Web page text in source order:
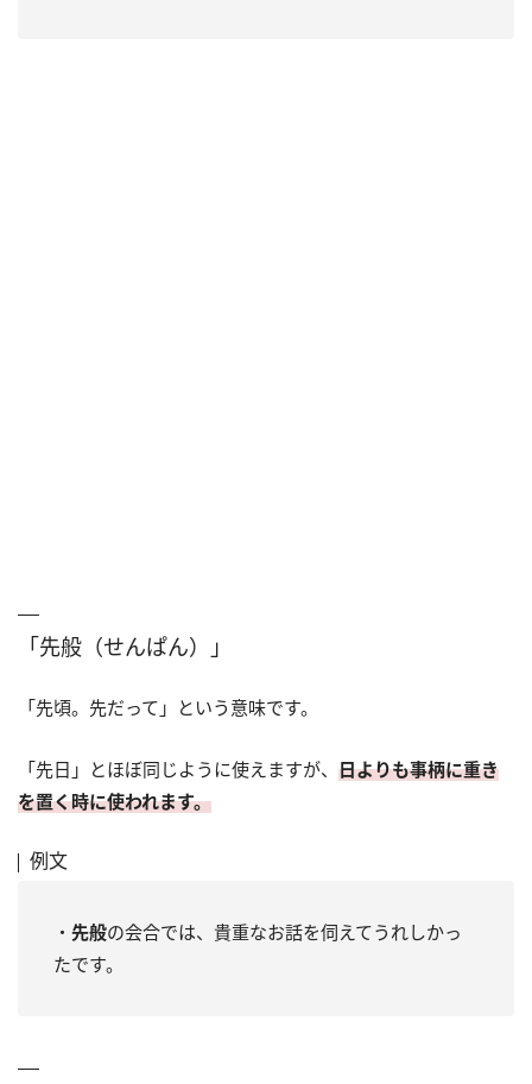
「先般（せんぱん）」
「先頃。先だって」という意味です。
「先日」とほぼ同じように使えますが、 日よりも事柄に重き
を置く時に使われます。
例文
・ 先般の会合では、貴重なお話を伺えてうれしかっ
たです。